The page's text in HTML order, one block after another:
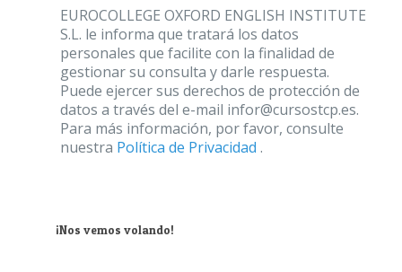
EUROCOLLEGE OXFORD ENGLISH INSTITUTE
S.L. le informa que tratará los datos
personales que facilite con la finalidad de
gestionar su consulta y darle respuesta.
Puede ejercer sus derechos de protección de
datos a través del e-mail infor@cursostcp.es.
Para más información, por favor, consulte
nuestra Política de Privacidad .
¡Nos vemos volando!